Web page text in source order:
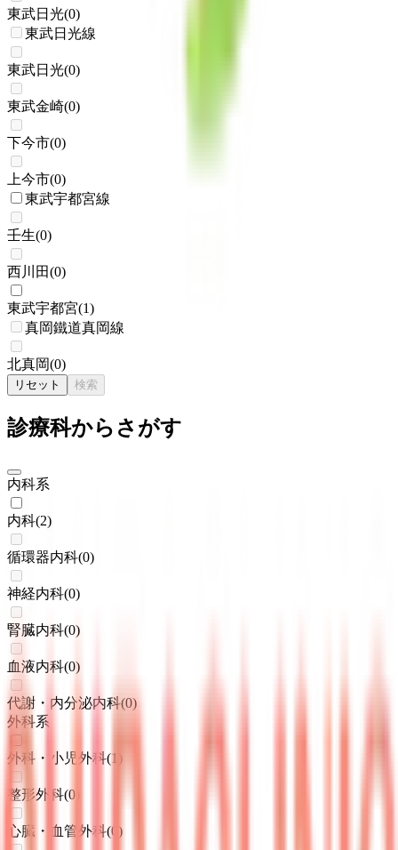
東武日光(0)
東武日光線
東武日光(0)
東武金崎(0)
下今市(0)
上今市(0)
東武宇都宮線
壬生(0)
西川田(0)
東武宇都宮(1)
真岡鐵道真岡線
北真岡(0)
リセット 検索
診療科からさがす
内科系
内科(2)
循環器内科(0)
神経内科(0)
腎臓内科(0)
血液内科(0)
代謝・内分泌内科(0)
外科系
外科・小児外科(1 )
整形外科(0
心臓・血管外科(0 )